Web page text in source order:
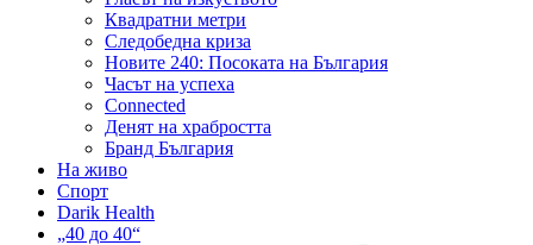
Квадратни метри
Следобедна криза
Новите 240: Посоката на България
Часът на успеха
Connected
Денят на храбростта
Бранд България
На живо
Спорт
Darik Health
„40 до 40“